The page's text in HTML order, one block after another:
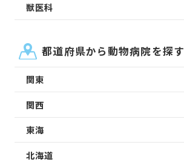
獣医科
都道府県から動物病院を探す
関東
関西
東海
北海道